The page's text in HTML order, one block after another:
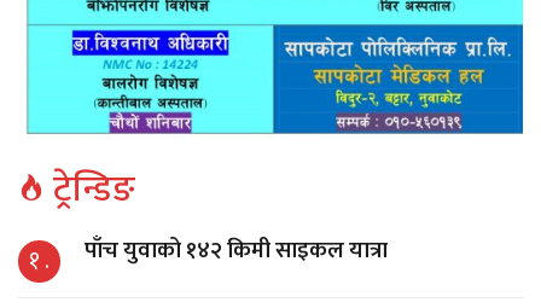
ट्रेन्डिङ
१ . पाँच युवाको १४२ किमी साइकल यात्रा